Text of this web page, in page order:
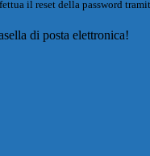
il reset della password
di posta elettronica!